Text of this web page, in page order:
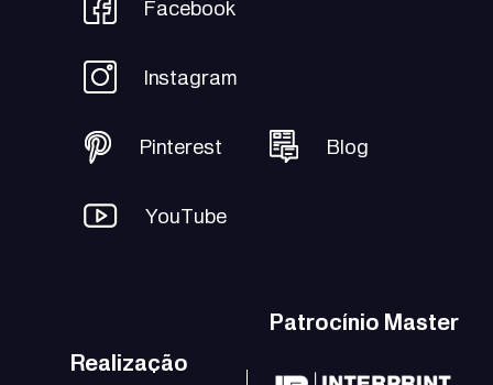
Facebook
Instagram
Pinterest Blog
YouTube
Realização
Patrocínio Master